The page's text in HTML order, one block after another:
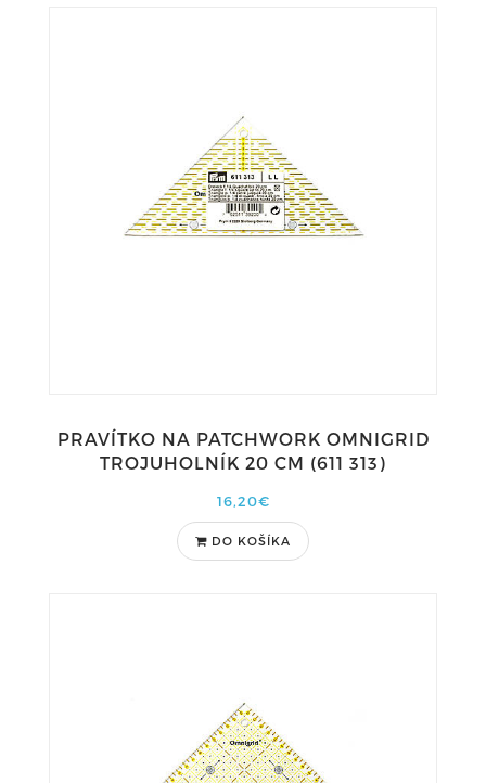
PRAVÍTKO NA PATCHWORK OMNIGRID
TROJUHOLNÍK 20 CM (611 313)
16,20€
DO KOŠÍKA